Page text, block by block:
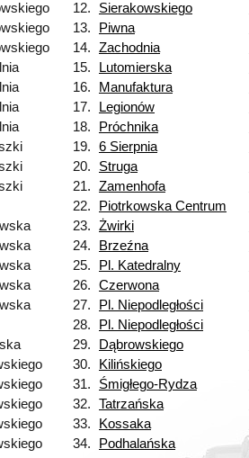
12. Sierakowskiego
13. Piwna
14. Zachodnia
15. Lutomierska
16. Manufaktura
17. Legionów
18. Próchnika
19. 6 Sierpnia
20. Struga
21. Zamenhofa
22.
Piotrkowska Centrum
23. Żwirki
24. Brzeźna
25. Pl. Katedralny
26. Czerwona
27. Pl. Niepodległości
28.
Pl. Niepodległości
29. Dąbrowskiego
30. Kilińskiego
31. Śmigłego-Rydza
32. Tatrzańska
33. Kossaka
34. Podhalańska